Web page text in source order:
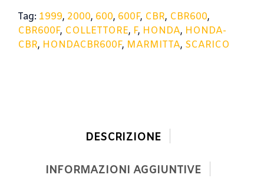
Tag: 1999, 2000, 600, 600F, CBR, CBR600,
CBR600F, COLLETTORE, F, HONDA, HONDA-
CBR, HONDACBR600F, MARMITTA, SCARICO
DESCRIZIONE
INFORMAZIONI AGGIUNTIVE